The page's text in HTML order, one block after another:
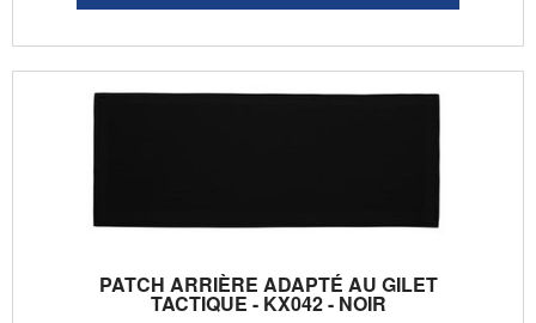
PATCH ARRIÈRE ADAPTÉ AU GILET
TACTIQUE - KX042 - NOIR